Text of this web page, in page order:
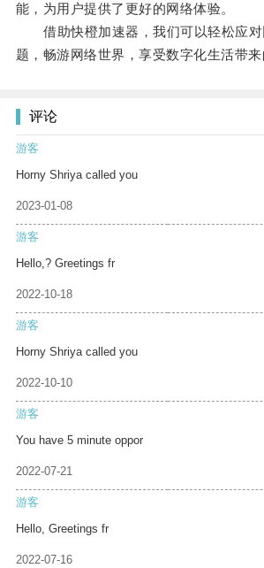
能，为用户提供了更好的网络体验。
借助快橙加速器，我们可以轻松应对
题，畅游网络世界，享受数字化生活带来
评论
游客
Horny Shriya called you
2023-01-08
游客
Hello,? Greetings fr
2022-10-18
游客
Horny Shriya called you
2022-10-10
游客
You have 5 minute oppor
2022-07-21
游客
Hello, Greetings fr
2022-07-16